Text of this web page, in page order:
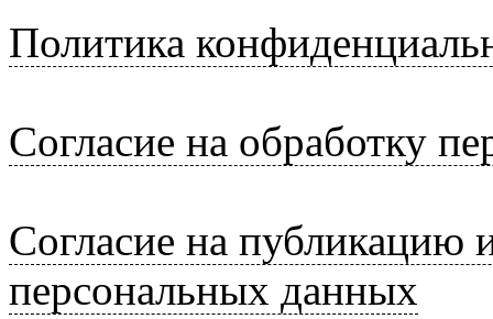
Политика
Согласие на обработку
Согласие на публикацию
персональных данных